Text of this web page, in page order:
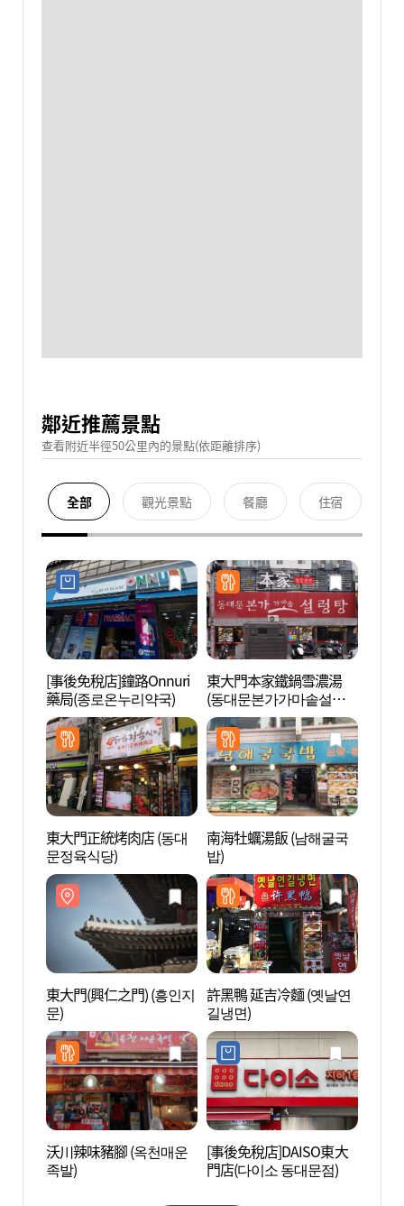
鄰近推薦景點
查看附近半徑50公里內的景點(依距離排序)
全部 觀光景點 餐廳 住宿
[事後免稅店]鐘路Onnuri
藥局(종로온누리약국)
東大門本家鐵鍋雪濃湯
(동대문본가가마솥설렁
탕)
東大門正統烤肉店 (동대
문정육식당)
南海牡蠣湯飯 (남해굴국
밥)
東大門(興仁之門) (흥인지
문)
許黑鴨 延吉冷麵 (옛날연
길냉면)
沃川辣味豬腳 (옥천매운
족발)
[事後免稅店]DAISO東大
門店(다이소 동대문점)